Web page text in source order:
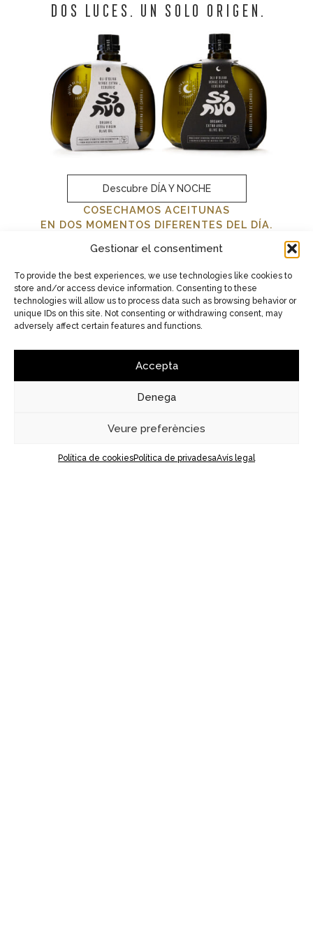
Gestionar el consentiment
To provide the best experiences, we use technologies like cookies to
store and/or access device information. Consenting to these
technologies will allow us to process data such as browsing behavior or
unique IDs on this site. Not consenting or withdrawing consent, may
adversely affect certain features and functions.
Accepta
Denega
Veure preferències
Política de cookiesPolítica de privadesaAvís legal
DOS LUCES. UN SOLO ORIGEN.
Descubre DÍA Y NOCHE
COSECHAMOS ACEITUNAS
EN DOS MOMENTOS DIFERENTES DEL DÍA.
experiencia de degustación distinta.
plato.
Nuestro AOVE SINUO nace de esta decisión.